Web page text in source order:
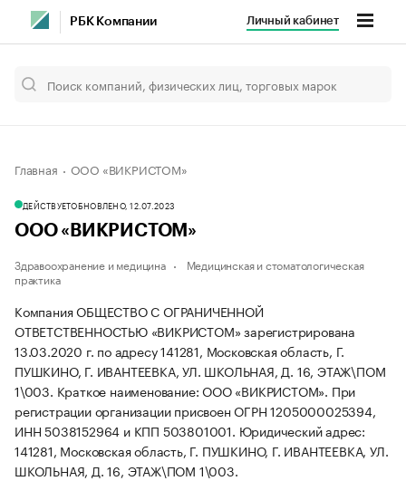
РБК Компании Личный кабинет
Главная ООО «ВИКРИСТОМ»
ДЕЙСТВУЕТОБНОВЛЕНО, 12.07.2023
ООО «ВИКРИСТОМ»
Здравоохранение и медицина
Медицинская и стоматологическая
практика
Компания ОБЩЕСТВО С ОГРАНИЧЕННОЙ
ОТВЕТСТВЕННОСТЬЮ «ВИКРИСТОМ» зарегистрирована
13.03.2020 г. по адресу 141281, Московская область, Г.
ПУШКИНО, Г. ИВАНТЕЕВКА, УЛ. ШКОЛЬНАЯ, Д. 16, ЭТАЖ\ПОМ
1\003. Краткое наименование: ООО «ВИКРИСТОМ». При
регистрации организации присвоен ОГРН 1205000025394,
ИНН 5038152964 и КПП 503801001. Юридический адрес:
141281, Московская область, Г. ПУШКИНО, Г. ИВАНТЕЕВКА, УЛ.
ШКОЛЬНАЯ, Д. 16, ЭТАЖ\ПОМ 1\003.